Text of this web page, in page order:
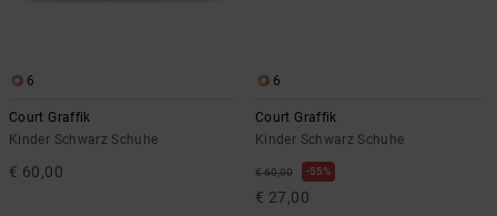
6
Court Graffik
Kinder Schwarz Schuhe
€ 60,00
6
Court Graffik
Kinder Schwarz Schuhe
€ 60,00 55%
€ 27,00